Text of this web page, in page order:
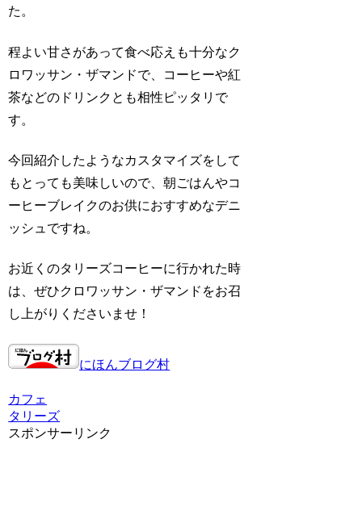
た。
程よい甘さがあって食べ応えも十分なク
ロワッサン・ザマンドで、コーヒーや紅
茶などのドリンクとも相性ピッタリで
す。
今回紹介したようなカスタマイズをして
もとっても美味しいので、朝ごはんやコ
ーヒーブレイクのお供におすすめなデニ
ッシュですね。
お近くのタリーズコーヒーに行かれた時
は、ぜひクロワッサン・ザマンドをお召
し上がりくださいませ！
にほんブログ村
カフェ
タリーズ
スポンサーリンク